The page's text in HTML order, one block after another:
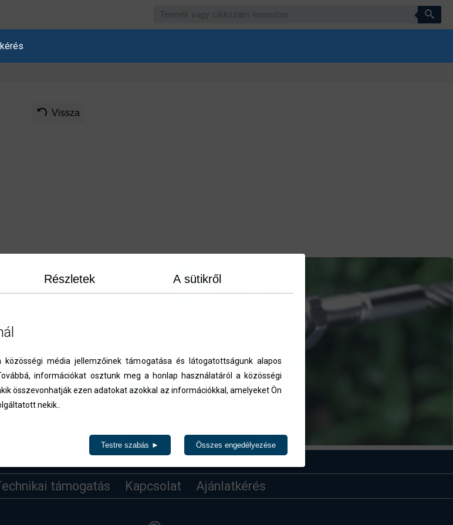
Vissza
támogatás Kapcsolat Ajánlatkérés
Részletek A sütikről
média jellemzőinek támogatása és látogatottságunk alapos
információkat osztunk meg a honlap használatáról a közösségi
összevonhatják ezen adatokat azokkal az információkkal, amelyeket Ön
nekik..
Testre szabás ► Összes engedélyezése